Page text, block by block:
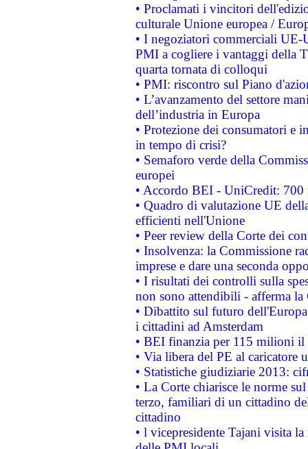
• Proclamati i vincitori
culturale Unione europea /
• I negoziatori commerciali UE-
PMI a cogliere i vantaggi della
quarta tornata di colloqui
• PMI: riscontro sul Piano
• L’avanzamento del settore
dell’industria in Europa
• Protezione dei consumatori e
in tempo di crisi?
• Semaforo verde della
europei
• Accordo BEI - UniCredit:
• Quadro di valutazione UE
efficienti nell'Unione
• Peer review della Corte dei
• Insolvenza: la Commissione
imprese e dare una seconda
• I risultati dei controlli sulla
non sono attendibili - afferma la
• Dibattito sul futuro
i cittadini ad Amsterdam
• BEI finanzia per 115 milioni
• Via libera del PE al caricatore
• Statistiche giudiziarie 2013:
• La Corte chiarisce le norme
terzo, familiari di un cittadino
cittadino
• l vicepresidente Tajani visita